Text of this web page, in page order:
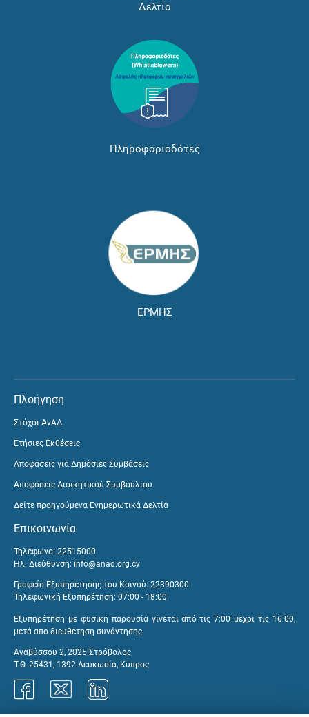
Δελτίο
Πληροφοριοδότες
ΕΡΜΗΣ
Πλοήγηση
Στόχοι ΑνΑΔ
Ετήσιες Εκθέσεις
Αποφάσεις για Δημόσιες Συμβάσεις
Αποφάσεις Διοικητικού Συμβουλίου
Δείτε προηγούμενα Ενημερωτικά Δελτία
Επικοινωνία
Τηλέφωνο: 22515000
Ηλ. Διεύθυνση: info@anad.org.cy
Γραφείο Εξυπηρέτησης του Κοινού: 22390300
Τηλεφωνική Εξυπηρέτηση: 07:00 - 18:00
Εξυπηρέτηση με φυσική παρουσία γίνεται από τις 7:00 μέχρι τις 16:00,
μετά από διευθέτηση συνάντησης.
Αναβύσσου 2, 2025 Στρόβολος
Τ.Θ. 25431, 1392 Λευκωσία, Κύπρος